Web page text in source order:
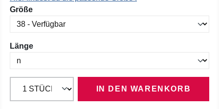
Größeauswählen
Längeauswählen
IN DEN WARENKORB